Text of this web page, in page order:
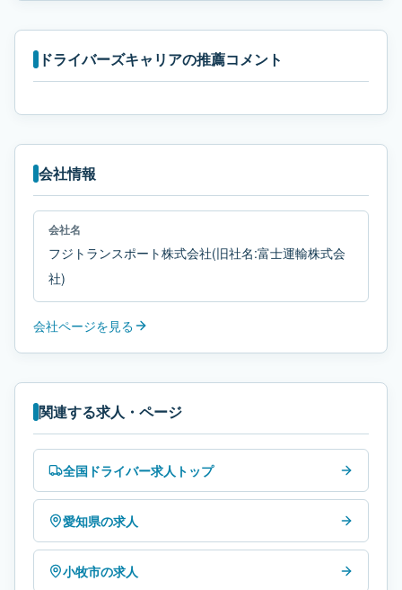
ドライバーズキャリアの推薦コメント
会社情報
会社名
フジトランスポート株式会社(旧社名:富士運輸株式会
社)
会社ページを見る
関連する求人・ページ
全国ドライバー求人トップ
愛知県の求人
小牧市の求人